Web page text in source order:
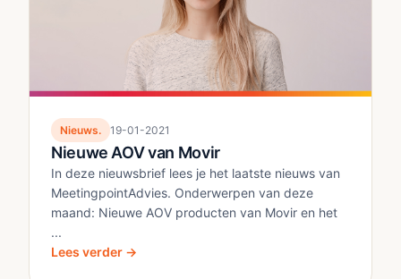
Nieuws. 19-01-2021
Nieuwe AOV van Movir
In deze nieuwsbrief lees je het laatste nieuws van
MeetingpointAdvies. Onderwerpen van deze
maand: Nieuwe AOV producten van Movir en het
...
Lees verder →